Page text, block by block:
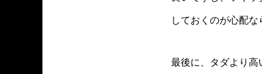
しておくのが心配な
最後に、タダより高